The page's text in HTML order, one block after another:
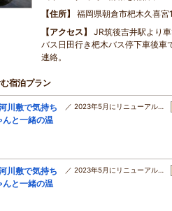
住所
福岡県朝倉市杷木久喜
アクセス
JR筑後吉井駅より
バス日田行き杷木バス停下車後車
連絡。
宿泊プラン
川敷で気持ち
んと一緒の温
／ 2023年5月にリニューアル…
川敷で気持ち
んと一緒の温
／ 2023年5月にリニューアル…